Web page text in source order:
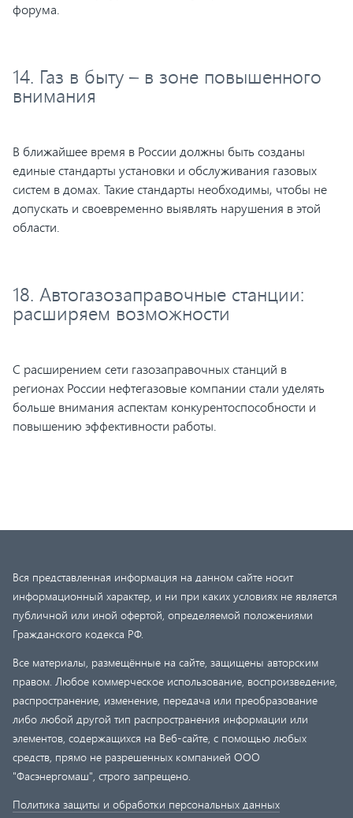
форума.
14. Газ в быту – в зоне повышенного
внимания
В ближайшее время в России должны быть созданы
единые стандарты установки и обслуживания газовых
систем в домах. Такие стандарты необходимы, чтобы не
допускать и своевременно выявлять нарушения в этой
области.
18. Автогазозаправочные станции:
расширяем возможности
С расширением сети газозаправочных станций в
регионах России нефтегазовые компании стали уделять
больше внимания аспектам конкурентоспособности и
повышению эффективности работы.
Вся представленная информация на данном сайте носит
информационный характер, и ни при каких условиях не является
публичной или иной офертой, определяемой положениями
Гражданского кодекса РФ.
Все материалы, размещённые на сайте, защищены авторским
правом. Любое коммерческое использование, воспроизведение,
распространение, изменение, передача или преобразование
либо любой другой тип распространения информации или
элементов, содержащихся на Веб-сайте, с помощью любых
средств, прямо не разрешенных компанией ООО
"Фасэнергомаш", строго запрещено.
Политика защиты и обработки персональных данных